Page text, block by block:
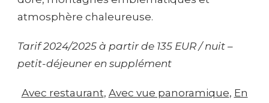
atmosphère chaleureuse.
Tarif 2024/2025 à partir de 135 EUR / nuit –
petit-déjeuner en supplément
Avec restaurant, Avec vue panoramique, En